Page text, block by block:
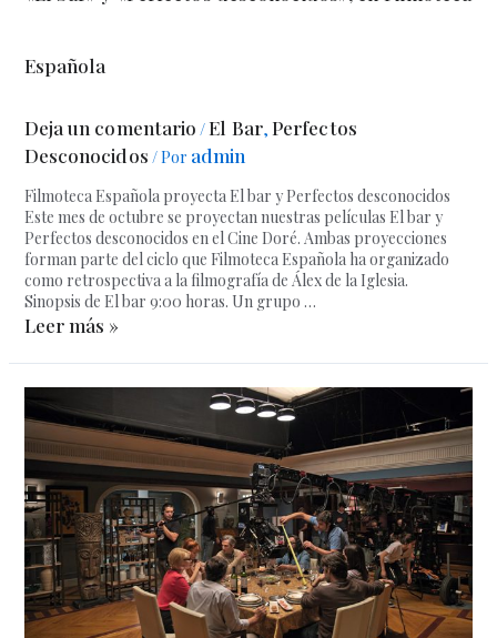
Española
Deja un comentario /El Bar, Perfectos
Desconocidos / Por admin
Filmoteca Española proyecta El bar y Perfectos desconocidos
Este mes de octubre se proyectan nuestras películas El bar y
Perfectos desconocidos en el Cine Doré. Ambas proyecciones
forman parte del ciclo que Filmoteca Española ha organizado
como retrospectiva a la filmografía de Álex de la Iglesia.
Sinopsis de El bar 9:00 horas. Un grupo …
Leer más »